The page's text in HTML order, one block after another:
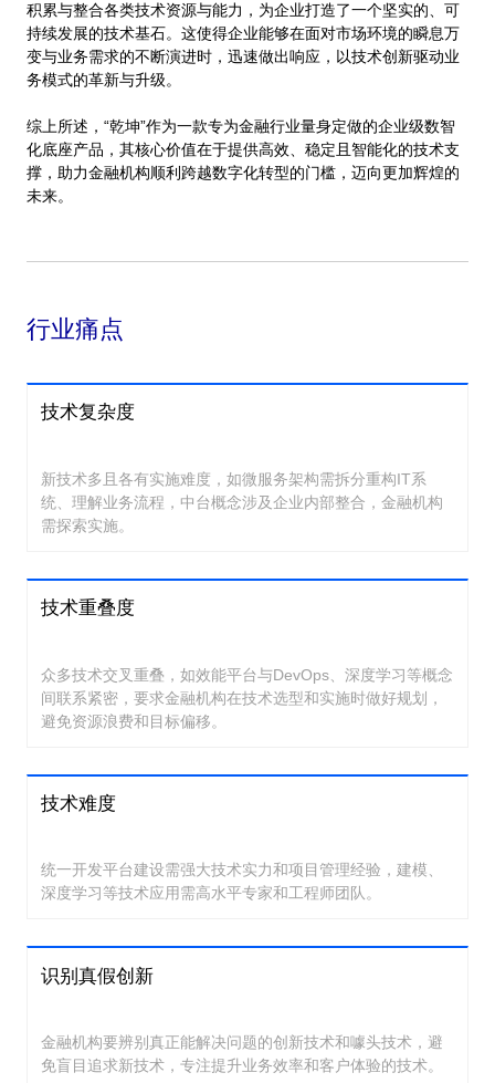
积累与整合各类技术资源与能力，为企业打造了一个坚实的、可
持续发展的技术基石。这使得企业能够在面对市场环境的瞬息万
变与业务需求的不断演进时，迅速做出响应，以技术创新驱动业
务模式的革新与升级。
综上所述，“乾坤”作为一款专为金融行业量身定做的企业级数智
化底座产品，其核心价值在于提供高效、稳定且智能化的技术支
撑，助力金融机构顺利跨越数字化转型的门槛，迈向更加辉煌的
未来。
行业痛点
技术复杂度
新技术多且各有实施难度，如微服务架构需拆分重构IT系
统、理解业务流程，中台概念涉及企业内部整合，金融机构
需探索实施。
技术重叠度
众多技术交叉重叠，如效能平台与DevOps、深度学习等概念
间联系紧密，要求金融机构在技术选型和实施时做好规划，
避免资源浪费和目标偏移。
技术难度
统一开发平台建设需强大技术实力和项目管理经验，建模、
深度学习等技术应用需高水平专家和工程师团队。
识别真假创新
金融机构要辨别真正能解决问题的创新技术和噱头技术，避
免盲目追求新技术，专注提升业务效率和客户体验的技术。